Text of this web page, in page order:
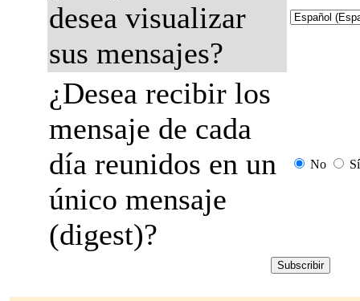
desea visualizar
sus mensajes?
¿Desea recibir los
mensaje de cada
día reunidos en un
único mensaje
(digest)?
No Sí